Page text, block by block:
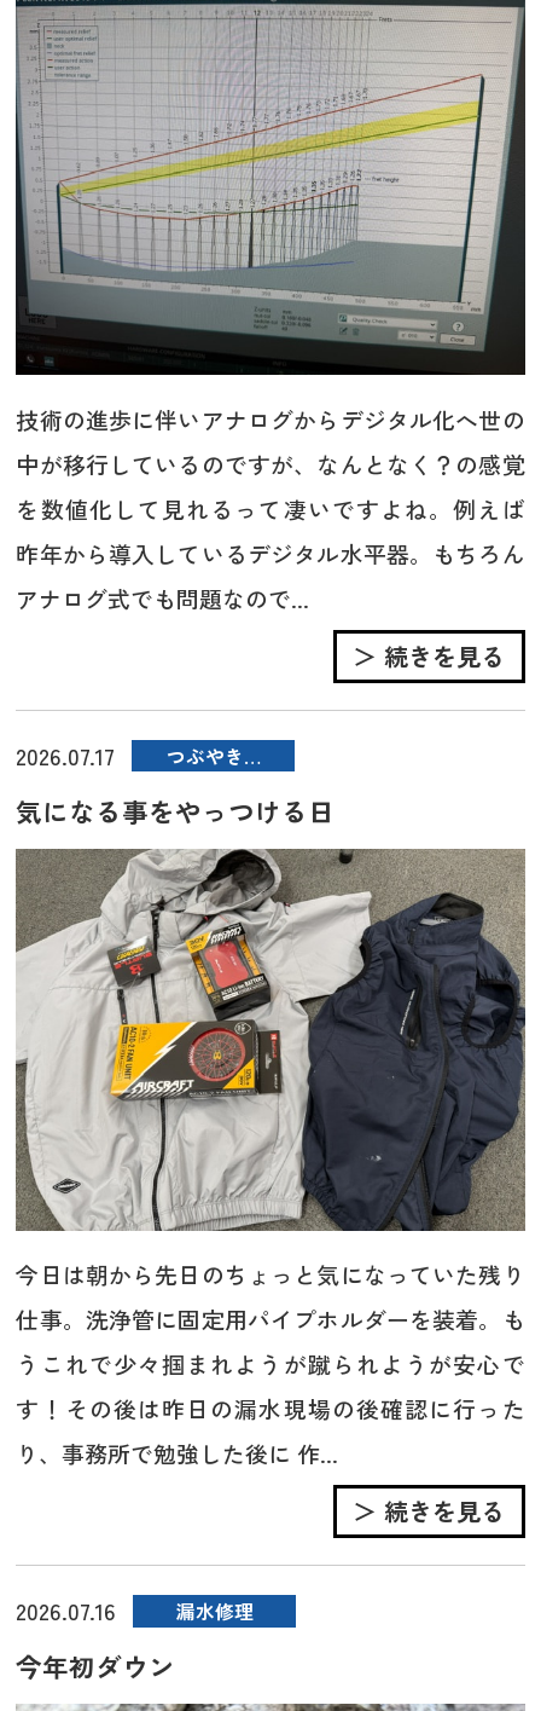
技術の進歩に伴いアナログからデジタル化へ世の
中が移行しているのですが、なんとなく？の感覚
を数値化して見れるって凄いですよね。例えば
昨年から導入しているデジタル水平器。もちろん
アナログ式でも問題なので...
＞ 続きを見る
2026.07.17 つぶやき…
気になる事をやっつける日
今日は朝から先日のちょっと気になっていた残り
仕事。洗浄管に固定用パイプホルダーを装着。も
うこれで少々掴まれようが蹴られようが安心で
す！その後は昨日の漏水現場の後確認に行った
り、事務所で勉強した後に 作...
＞ 続きを見る
2026.07.16 漏水修理
今年初ダウン